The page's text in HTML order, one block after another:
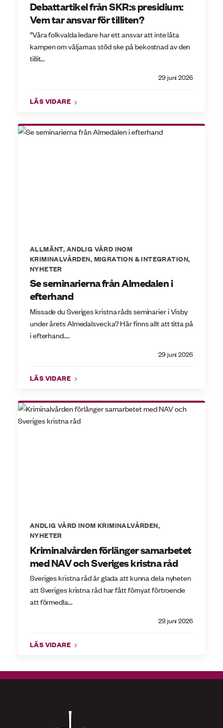
Debattartikel från SKR:s presidium:
Vem tar ansvar för tilliten?
29 juni 2026
”Våra folkvalda ledare har ett ansvar att inte låta
kampen om väljarnas stöd ske på bekostnad av den
tillit...
LÄS VIDARE
ALLMÄNT, ANDLIG VÅRD INOM
KRIMINALVÅRDEN, MIGRATION & INTEGRATION,
NYHETER
Se seminarierna från Almedalen i
efterhand
29 juni 2026
Missade du Sveriges kristna råds seminarier i Visby
under årets Almedalsvecka? Här finns allt att titta på
i efterhand....
LÄS VIDARE
ANDLIG VÅRD INOM KRIMINALVÅRDEN,
NYHETER
Kriminalvården förlänger samarbetet
med NAV och Sveriges kristna råd
29 juni 2026
Sveriges kristna råd är glada att kunna dela nyheten
att Sveriges kristna råd har fått förnyat förtroende
att förmedla...
LÄS VIDARE